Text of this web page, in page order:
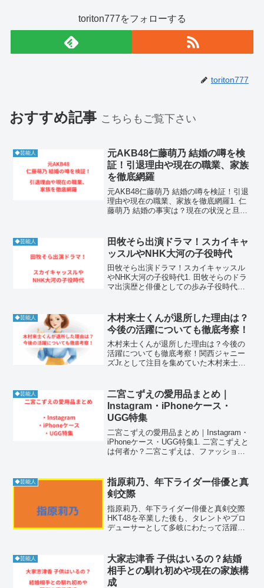
toriton777をフォローする
toriton777
おすすめ記事 こちらもご覧下さい
◆芸能人
元AKB48仁藤萌乃 結婚の噂を検
証！引退理由や現在の職業、家族
を徹底網羅
元AKB48仁藤萌乃 結婚の噂を検証！引退
理由や現在の職業、家族を徹底網羅1. 仁
藤萌乃 結婚の事実は？現在の状況と旦
藤萌乃は独身である可能性が非常に高
く、公式に結婚を...
◆芸能人
田牧そら出演ドラマ！スカイキャ
ッスルやNHK大河の子役時代
田牧そら出演ドラマ！スカイキャッスル
やNHK大河の子役時代1. 田牧そらのドラ
マ出演歴と俳優としての歩み子役時代か
演し、着実にキャリアを積み重ねてきま
した。彼女の魅力は...
◆芸能人
木村来士くんが退所した理由は？
今後の活躍についても徹底考察！
木村来士くんが退所した理由は？今後の
活躍についても徹底考察！関西ジャニー
ズJr.として注目を集めていた木村来士く
ですが、突然の退所に多くのファンが驚
きました。この記事で...
◆芸能人
二宮こずえの愛用品まとめ｜
Instagram・iPhoneケース・
UGG特集
二宮こずえの愛用品まとめ｜Instagram・
iPhoneケース・UGG特集1. 二宮こずえと
は何者か？二宮こずえは、ファッション
洗練されたコーディネートや日...
◆芸能人
指原莉乃、年下ライダー俳優と真
剣交際
指原莉乃、年下ライダー俳優と真剣交際
HKT48を卒業した後も、タレントやプロ
デューサーとして多岐にわたって活躍し
のライダー俳優である犬飼貴丈（30）と
の“真剣交...
◆芸能人
大家志津香 子供はいるの？結婚
相手との馴れ初めや現在の家族構
成